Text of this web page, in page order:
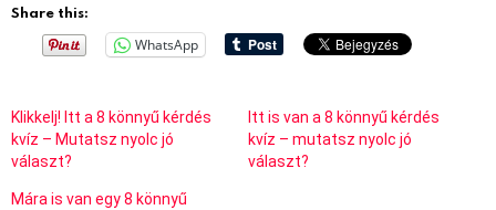
Share this:
WhatsApp
Klikkelj! Itt a 8 könnyű kérdés
kvíz – Mutatsz nyolc jó
választ?
Itt is van a 8 könnyű kérdés
kvíz – mutatsz nyolc jó
választ?
Mára is van egy 8 könnyű